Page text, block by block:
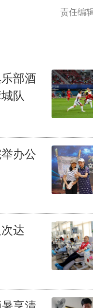
责任编
部酒
队
办公
达